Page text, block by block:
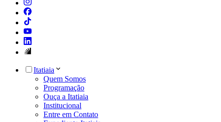
Itatiaia
Quem Somos
Programação
Ouça a Itatiaia
Institucional
Entre em Contato